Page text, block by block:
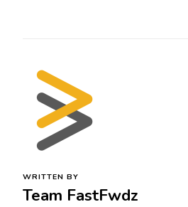
WRITTEN BY
Team FastFwdz